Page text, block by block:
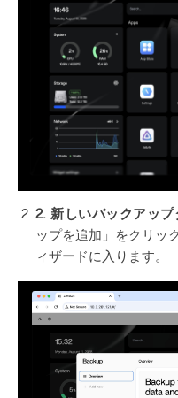
2. 新しいバックアップ
ップを追加」をクリッ
ィザードに入ります。